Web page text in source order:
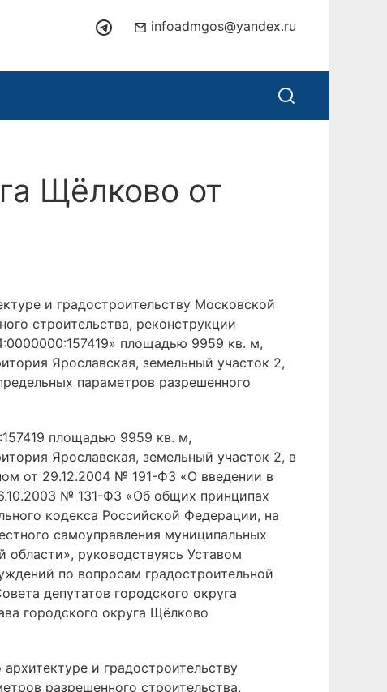
infoadmgos@yandex.ru
Щёлково от
и градостроительству Московской
строительства, реконструкции
площадью 9959 кв. м,
Ярославская, земельный участок 2,
параметров разрешенного
площадью 9959 кв. м,
Ярославская, земельный участок 2, в
от 29.12.2004 № 191-ФЗ «О введении в
№ 131-ФЗ «Об общих принципах
кодекса Российской Федерации, на
самоуправления муниципальных
руководствуясь Уставом
по вопросам градостроительной
депутатов городского округа
городского округа Щёлково
и градостроительству
разрешенного строительства,